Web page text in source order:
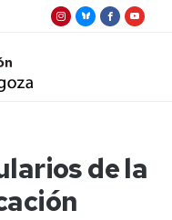
de la